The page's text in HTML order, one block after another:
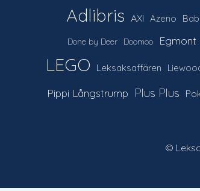
Adlibris AXI Azeno
Done by Deer Doomoo Egmont
LEGO Leksaksaffären
Pippi Långstrump Plus Plus
©